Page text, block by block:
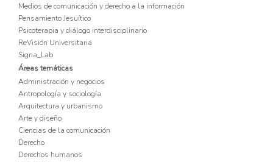
Medios de comunicación y derecho a la información
Pensamiento Jesuítico
Psicoterapia y diálogo interdisciplinario
ReVisión Universitaria
Signa_Lab
Áreas temáticas
Administración y negocios
Antropología y sociología
Arquitectura y urbanismo
Arte y diseño
Ciencias de la comunicación
Derecho
Derechos humanos